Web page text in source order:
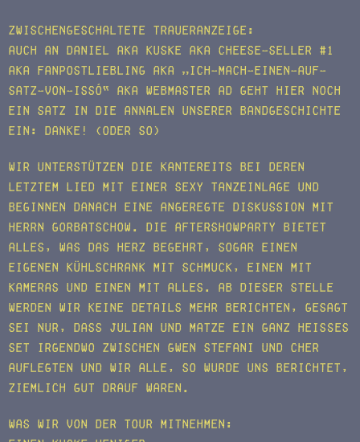
Zwischengeschaltete Traueranzeige:
Auch an Daniel aka Kuske aka Cheese-Seller #1
aka Fanpostliebling aka „Ich-mach-einen-auf-
Satz-von-Issó“ aka Webmaster aD geht hier noch
ein Satz in die Annalen unserer Bandgeschichte
ein: Danke! (oder so)
Wir unterstützen die Kantereits bei deren
letztem Lied mit einer sexy Tanzeinlage und
beginnen danach eine angeregte Diskussion mit
Herrn Gorbatschow. Die Aftershowparty bietet
alles, was das Herz begehrt, sogar einen
eigenen Kühlschrank mit Schmuck, einen mit
Kameras und einen mit Alles. Ab dieser Stelle
werden wir keine Details mehr berichten, gesagt
sei nur, dass Julian und Matze ein ganz heißes
Set irgendwo zwischen Gwen Stefani und Cher
auflegten und wir alle, so wurde uns berichtet,
ziemlich gut drauf waren.
Was wir von der Tour mitnehmen: